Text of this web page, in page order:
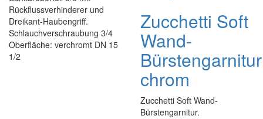
Rückflussverhinderer und
Dreikant-Haubengriff.
Schlauchverschraubung 3/4
Oberfläche: verchromt DN 15
1/2
Zucchetti Soft
Wand-
Bürstengarnitur
chrom
Zucchetti Soft Wand-
Bürstengarnitur.